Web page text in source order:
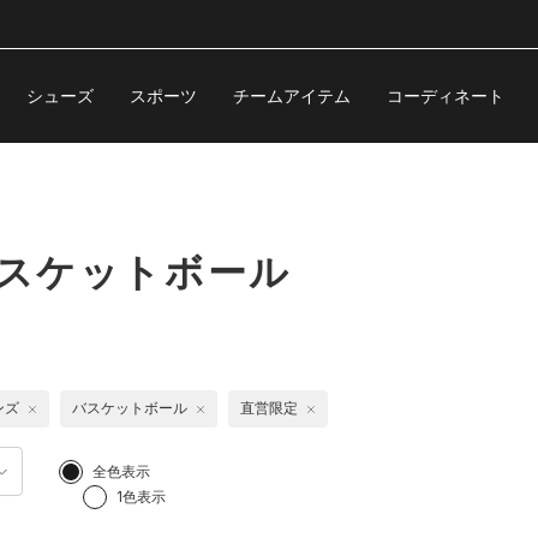
シューズ スポーツ チームアイテム コーディネート
ケットボール
全色表示
1色表示
ズ バスケットボール 直営限定